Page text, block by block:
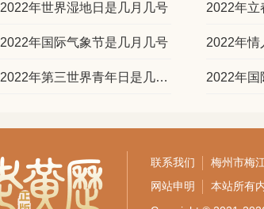
2022年世界湿地日是几月几号 2022年立
2022年国际气象节是几月几号 2022年情
2022年第三世界青年日是几月几号 2022年国
联系我们
梅州市梅
网站申明
本站所有